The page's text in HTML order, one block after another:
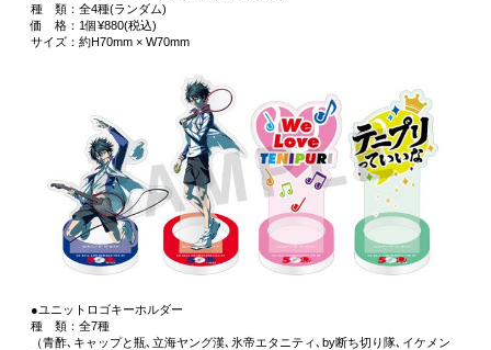
種 類：全4種(ランダム)
価 格：1個¥880(税込)
サイズ：約H70mm × W70mm
●ユニットロゴキーホルダー
種 類：全7種
（青酢､キャップと瓶､立海ヤング漢､氷帝エタニティ､by断ち切り隊､イケメン